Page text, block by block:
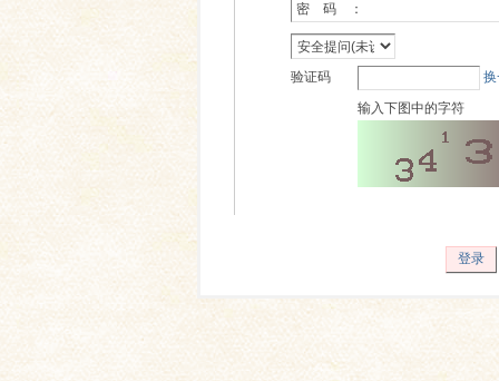
密 码 ：
验证码
输入下图中的字符
登录